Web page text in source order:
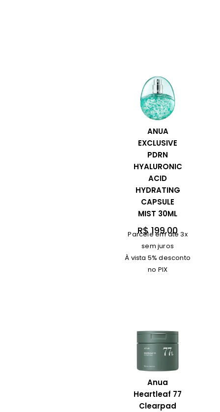
ANUA
EXCLUSIVE
PDRN
HYALURONIC
ACID
HYDRATING
CAPSULE
MIST 30ML
R$199,00
Parcele em até 3x
sem juros
À vista 5% desconto
no PIX
Anua
Heartleaf 77
Clearpad